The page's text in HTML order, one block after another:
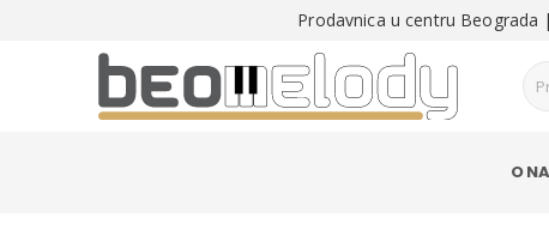
Prodavnica u centru Beograda
O